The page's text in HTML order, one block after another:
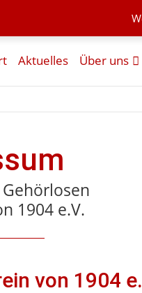
Aktuelles Über uns
1904 e.V.
von 1904